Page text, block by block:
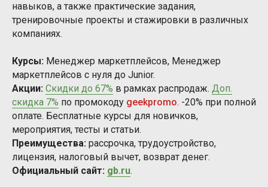
навыков, а также практические задания,
тренировочные проекты и стажировки в различных
компаниях.
Курсы: Менеджер маркетплейсов, Менеджер
маркетплейсов с нуля до Junior.
Акции: Скидки до 67% в рамках распродаж. Доп.
скидка 7% по промокоду geekpromo. -20% при полной
оплате. Бесплатные курсы для новичков,
мероприятия, тесты и статьи.
Преимущества: рассрочка, трудоустройство,
лицензия, налоговый вычет, возврат денег.
Официальный сайт: gb.ru.